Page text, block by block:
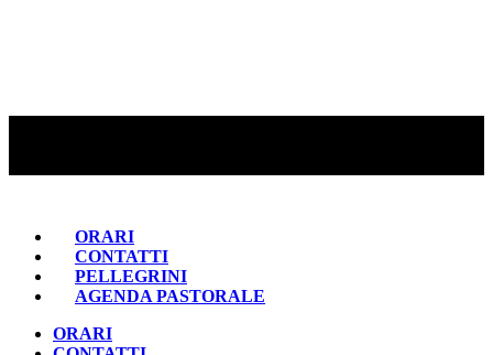
ORARI
CONTATTI
PELLEGRINI
AGENDA PASTORALE
ORARI